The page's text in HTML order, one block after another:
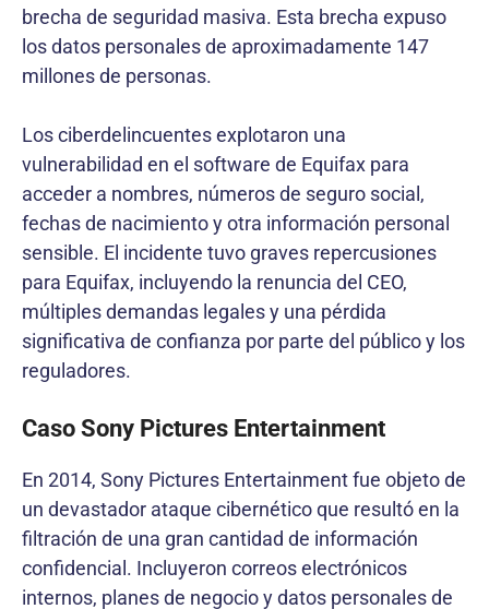
brecha de seguridad masiva. Esta brecha expuso
los datos personales de aproximadamente 147
millones de personas.
Los ciberdelincuentes explotaron una
vulnerabilidad en el software de Equifax para
acceder a nombres, números de seguro social,
fechas de nacimiento y otra información personal
sensible. El incidente tuvo graves repercusiones
para Equifax, incluyendo la renuncia del CEO,
múltiples demandas legales y una pérdida
significativa de confianza por parte del público y los
reguladores.
Caso Sony Pictures Entertainment
En 2014, Sony Pictures Entertainment fue objeto de
un devastador ataque cibernético que resultó en la
filtración de una gran cantidad de información
confidencial. Incluyeron correos electrónicos
internos, planes de negocio y datos personales de